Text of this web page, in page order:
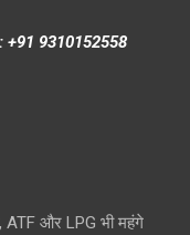
+91 9310152558
ATF और LPG भी महंगे